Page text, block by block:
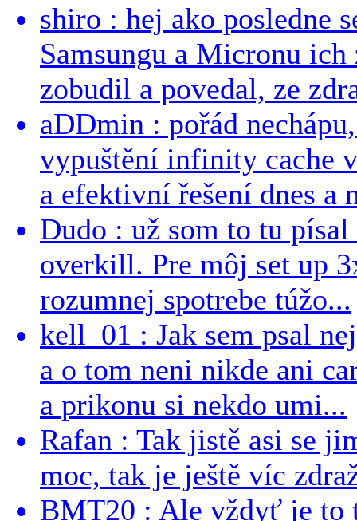
shiro : hej ako posledne
Samsungu a Micronu
zobudil a povedal, ze
aDDmin : pořád
vypuštění infinity cache
a efektivní řešení dnes a
Dudo : už som to tu
overkill. Pre môj set up
rozumnej spotrebe túžo...
kell_01 : Jak sem psal
a o tom neni nikde ani
a prikonu si nekdo umi...
Rafan : Tak jistě asi se
moc, tak je ještě víc
BMT20 : Ale vždyť je to